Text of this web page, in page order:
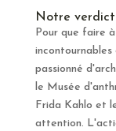
Notre
Pour que faire
passionné
le Musée
Frida Kahlo et
attention.